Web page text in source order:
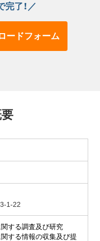
完了！／
ードフォーム
1-22
する調査及び研究
する情報の収集及び提